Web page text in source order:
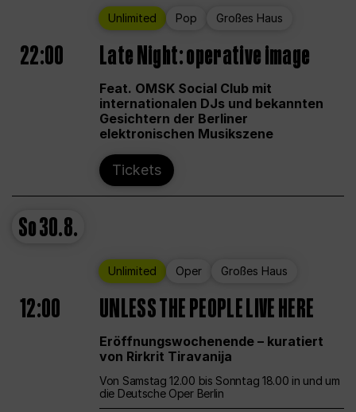
Unlimited Pop Großes Haus
22:00 Late Night: operative image
Feat. OMSK Social Club mit
internationalen DJs und bekannten
Gesichtern der Berliner
elektronischen Musikszene
Tickets
So30.8.
Unlimited Oper Großes Haus
12:00 UNLESS THE PEOPLE LIVE HERE
Eröffnungswochenende – kuratiert
von Rirkrit Tiravanija
Von Samstag 12.00 bis Sonntag 18.00 in und um
die Deutsche Oper Berlin